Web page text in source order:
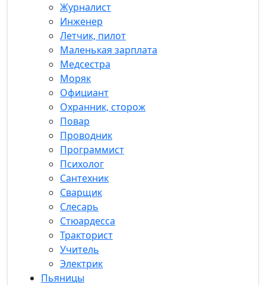
Журналист
Инженер
Летчик, пилот
Маленькая зарплата
Медсестра
Моряк
Официант
Охранник, сторож
Повар
Проводник
Программист
Психолог
Сантехник
Сварщик
Слесарь
Стюардесса
Тракторист
Учитель
Электрик
Пьяницы